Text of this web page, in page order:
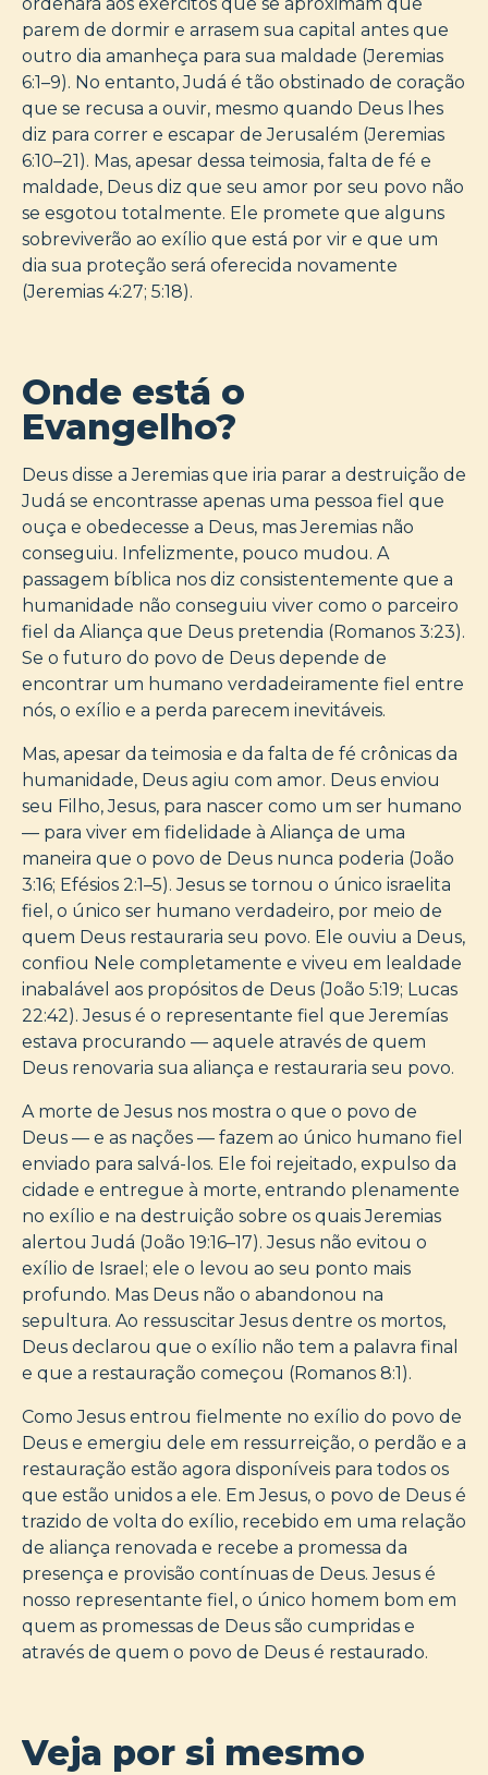
parem de dormir e arrasem sua capital antes que
outro dia amanheça para sua maldade (Jeremias
6:1–9). No entanto, Judá é tão obstinado de coração
que se recusa a ouvir, mesmo quando Deus lhes
diz para correr e escapar de Jerusalém (Jeremias
6:10–21). Mas, apesar dessa teimosia, falta de fé e
maldade, Deus diz que seu amor por seu povo não
se esgotou totalmente. Ele promete que alguns
sobreviverão ao exílio que está por vir e que um
dia sua proteção será oferecida novamente
(Jeremias 4:27; 5:18).
Onde está o
Evangelho?
Deus disse a Jeremias que iria parar a destruição de
Judá se encontrasse apenas uma pessoa fiel que
ouça e obedecesse a Deus, mas Jeremias não
conseguiu. Infelizmente, pouco mudou. A
passagem bíblica nos diz consistentemente que a
humanidade não conseguiu viver como o parceiro
fiel da Aliança que Deus pretendia (Romanos 3:23).
Se o futuro do povo de Deus depende de
encontrar um humano verdadeiramente fiel entre
nós, o exílio e a perda parecem inevitáveis.
Mas, apesar da teimosia e da falta de fé crônicas da
humanidade, Deus agiu com amor. Deus enviou
seu Filho, Jesus, para nascer como um ser humano
— para viver em fidelidade à Aliança de uma
maneira que o povo de Deus nunca poderia (João
3:16; Efésios 2:1–5). Jesus se tornou o único israelita
fiel, o único ser humano verdadeiro, por meio de
quem Deus restauraria seu povo. Ele ouviu a Deus,
confiou Nele completamente e viveu em lealdade
inabalável aos propósitos de Deus (João 5:19; Lucas
22:42). Jesus é o representante fiel que Jeremías
estava procurando — aquele através de quem
Deus renovaria sua aliança e restauraria seu povo.
A morte de Jesus nos mostra o que o povo de
Deus — e as nações — fazem ao único humano fiel
enviado para salvá-los. Ele foi rejeitado, expulso da
cidade e entregue à morte, entrando plenamente
no exílio e na destruição sobre os quais Jeremias
alertou Judá (João 19:16–17). Jesus não evitou o
exílio de Israel; ele o levou ao seu ponto mais
profundo. Mas Deus não o abandonou na
sepultura. Ao ressuscitar Jesus dentre os mortos,
Deus declarou que o exílio não tem a palavra final
e que a restauração começou (Romanos 8:1).
Como Jesus entrou fielmente no exílio do povo de
Deus e emergiu dele em ressurreição, o perdão e a
restauração estão agora disponíveis para todos os
que estão unidos a ele. Em Jesus, o povo de Deus é
trazido de volta do exílio, recebido em uma relação
de aliança renovada e recebe a promessa da
presença e provisão contínuas de Deus. Jesus é
nosso representante fiel, o único homem bom em
quem as promessas de Deus são cumpridas e
através de quem o povo de Deus é restaurado.
Veja por si mesmo